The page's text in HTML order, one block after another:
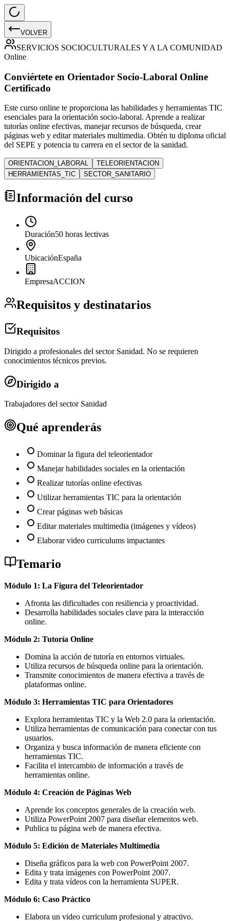
VOLVER
SERVICIOS SOCIOCULTURALES Y A LA COMUNIDAD
Online
Conviértete en Orientador Socio-Laboral Online
Certificado
Este curso online te proporciona las habilidades y herramientas TIC
esenciales para la orientación socio-laboral. Aprende a realizar
tutorías online efectivas, manejar recursos de búsqueda, crear
páginas web y editar materiales multimedia. Obtén tu diploma oficial
del SEPE y potencia tu carrera en el sector de la sanidad.
ORIENTACION_LABORAL
TELEORIENTACION
HERRAMIENTAS_TIC
SECTOR_SANITARIO
Información del curso
Duración50 horas lectivas
UbicaciónEspaña
EmpresaACCION
Requisitos y destinatarios
Requisitos
Dirigido a profesionales del sector Sanidad. No se requieren
conocimientos técnicos previos.
Dirigido a
Trabajadores del sector Sanidad
Qué aprenderás
Dominar la figura del teleorientador
Manejar habilidades sociales en la orientación
Realizar tutorías online efectivas
Utilizar herramientas TIC para la orientación
Crear páginas web básicas
Editar materiales multimedia (imágenes y vídeos)
Elaborar video curriculums impactantes
Temario
Módulo 1: La Figura del Teleorientador
Afronta las dificultades con resiliencia y proactividad.
Desarrolla habilidades sociales clave para la interacción
online.
Módulo 2: Tutoría Online
Domina la acción de tutoría en entornos virtuales.
Utiliza recursos de búsqueda online para la orientación.
Transmite conocimientos de manera efectiva a través de
plataformas online.
Módulo 3: Herramientas TIC para Orientadores
Explora herramientas TIC y la Web 2.0 para la orientación.
Utiliza herramientas de comunicación para conectar con tus
usuarios.
Organiza y busca información de manera eficiente con
herramientas TIC.
Facilita el intercambio de información a través de
herramientas online.
Módulo 4: Creación de Páginas Web
Aprende los conceptos generales de la creación web.
Utiliza PowerPoint 2007 para diseñar elementos web.
Publica tu página web de manera efectiva.
Módulo 5: Edición de Materiales Multimedia
Diseña gráficos para la web con PowerPoint 2007.
Edita y trata imágenes con PowerPoint 2007.
Edita y trata vídeos con la herramienta SUPER.
Módulo 6: Caso Práctico
Elabora un video curriculum profesional y atractivo.